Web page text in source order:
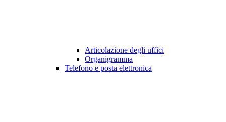
Articolazione degli uffici
Organigramma
Telefono e posta elettronica